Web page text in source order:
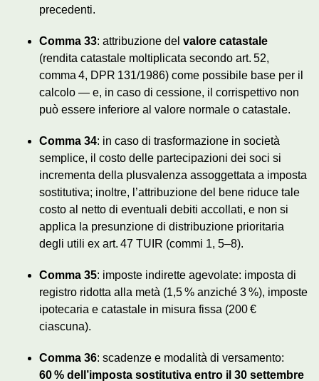
precedenti.
Comma 33: attribuzione del valore catastale
(rendita catastale moltiplicata secondo art. 52,
comma 4, DPR 131/1986) come possibile base per il
calcolo — e, in caso di cessione, il corrispettivo non
può essere inferiore al valore normale o catastale.
Comma 34: in caso di trasformazione in società
semplice, il costo delle partecipazioni dei soci si
incrementa della plusvalenza assoggettata a imposta
sostitutiva; inoltre, l’attribuzione del bene riduce tale
costo al netto di eventuali debiti accollati, e non si
applica la presunzione di distribuzione prioritaria
degli utili ex art. 47 TUIR (commi 1, 5–8).
Comma 35: imposte indirette agevolate: imposta di
registro ridotta alla metà (1,5 % anziché 3 %), imposte
ipotecaria e catastale in misura fissa (200 €
ciascuna).
Comma 36: scadenze e modalità di versamento:
60 % dell’imposta sostitutiva entro il 30 settembre